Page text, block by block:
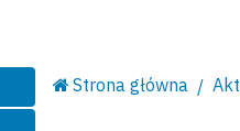
Strona główna